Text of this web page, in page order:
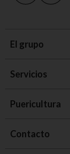
El grupo
Servicios
Puericultura
Contacto